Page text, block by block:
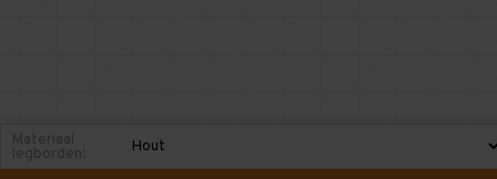
Materiaal
legborden: